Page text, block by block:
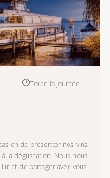
Toute la journée
de présenter nos vins
la dégustation. Nous nous
et de partager avec vous